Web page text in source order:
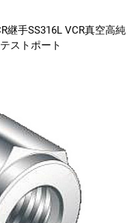
継手SS316L VCR真空高純
ストポート